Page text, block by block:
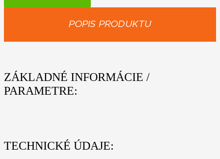
POPIS PRODUKTU
ZÁKLADNÉ INFORMÁCIE /
PARAMETRE:
TECHNICKÉ ÚDAJE: